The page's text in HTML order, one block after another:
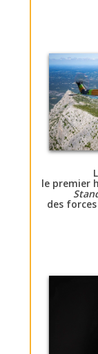
le premier
des